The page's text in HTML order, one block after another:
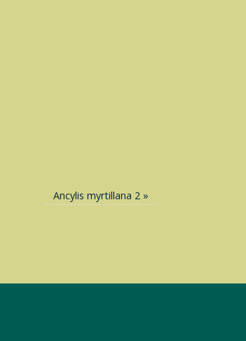
Ancylis myrtillana 2 »